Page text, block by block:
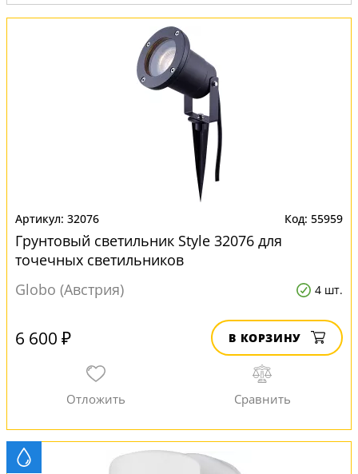
Вид:
Уличные светильники
32076 55959
Грунтовый светильник Style 32076 для
точечных светильников
Globo (Австрия)
4 шт.
6 600 ₽ В КОРЗИНУ